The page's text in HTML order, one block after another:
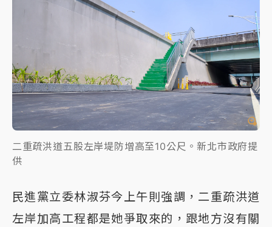
二重疏洪道五股左岸堤防增高至10公尺。新北市政府提
供
民進黨立委林淑芬今上午則強調，二重疏洪道
左岸加高工程都是她爭取來的，跟地方沒有關